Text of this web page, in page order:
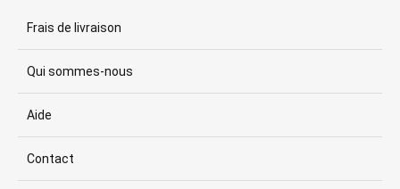
Frais de livraison
Qui sommes-nous
Aide
Contact